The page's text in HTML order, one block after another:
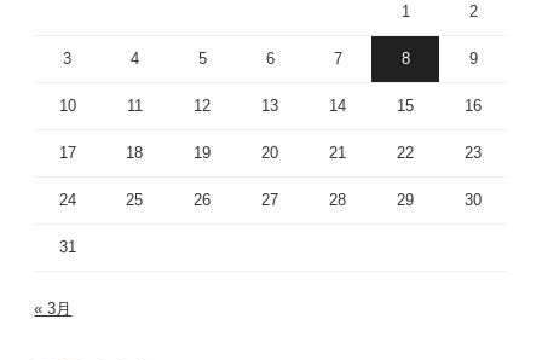
1 2
3 4 5 6 7 8 9
10 11 12 13 14 15 16
17 18 19 20 21 22 23
24 25 26 27 28 29 30
31
« 3月